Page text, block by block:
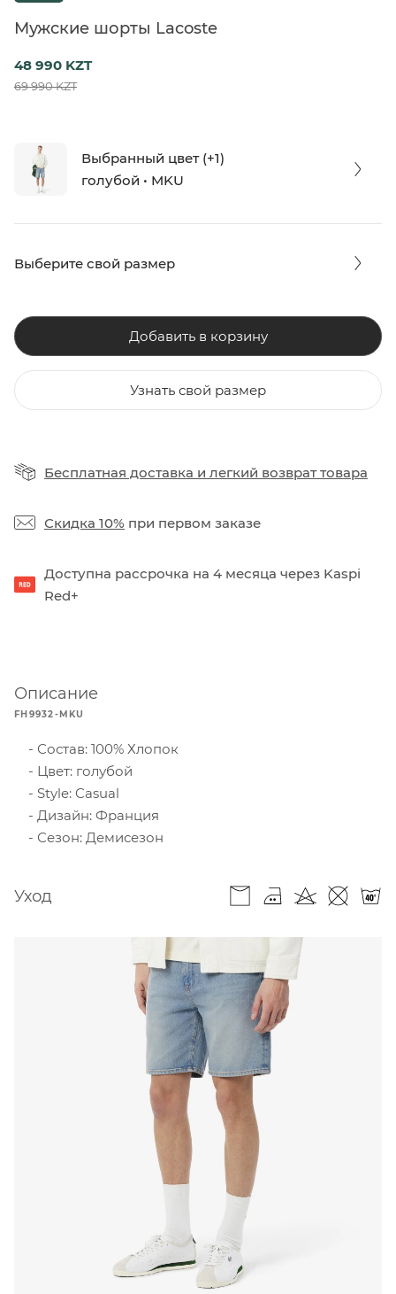
Мужские шорты Lacoste
48 990 KZT
69 990 KZT
Выбранный цвет (+1)
голубой • MKU
Выберите свой размер
Добавить в корзину
Узнать свой размер
Бесплатная доставка и легкий возврат товара
Скидка 10% при первом заказе
Доступна рассрочка на 4 месяца через Kaspi
Red+
Описание
FH9932-MKU
Состав: 100% Хлопок
Цвет: голубой
Style: Casual
Дизайн: Франция
Сезон: Демисезон
Уход